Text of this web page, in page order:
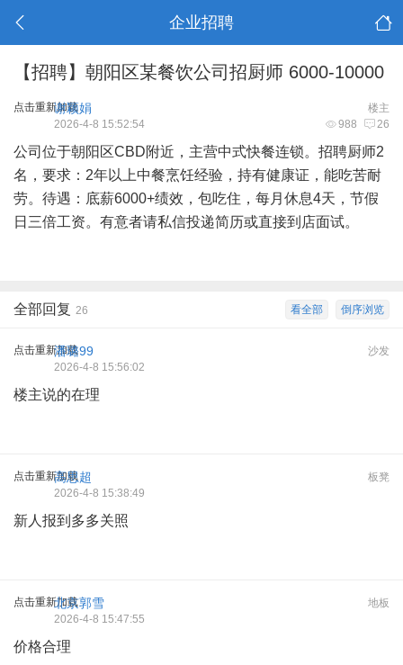
企业招聘
【招聘】朝阳区某餐饮公司招厨师 6000-10000
点击重新加载 楼主
谢颖娟
988 26
2026-4-8 15:52:54
公司位于朝阳区CBD附近，主营中式快餐连锁。招聘厨师2
名，要求：2年以上中餐烹饪经验，持有健康证，能吃苦耐
劳。待遇：底薪6000+绩效，包吃住，每月休息4天，节假
日三倍工资。有意者请私信投递简历或直接到店面试。
倒序浏览
看全部
全部回复 26
点击重新加载 沙发
潘璐99
2026-4-8 15:56:02
楼主说的在理
点击重新加载 板凳
高思超
2026-4-8 15:38:49
新人报到多多关照
点击重新加载 地板
北京郭雪
2026-4-8 15:47:55
价格合理